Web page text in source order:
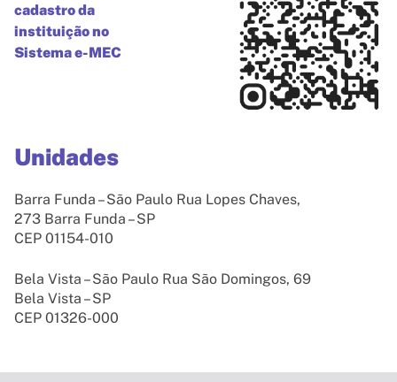
cadastro da
instituição no
Sistema e-MEC
Unidades
Barra Funda – São Paulo Rua Lopes Chaves,
273 Barra Funda – SP
CEP 01154-010
Bela Vista – São Paulo Rua São Domingos, 69
Bela Vista – SP
CEP 01326-000